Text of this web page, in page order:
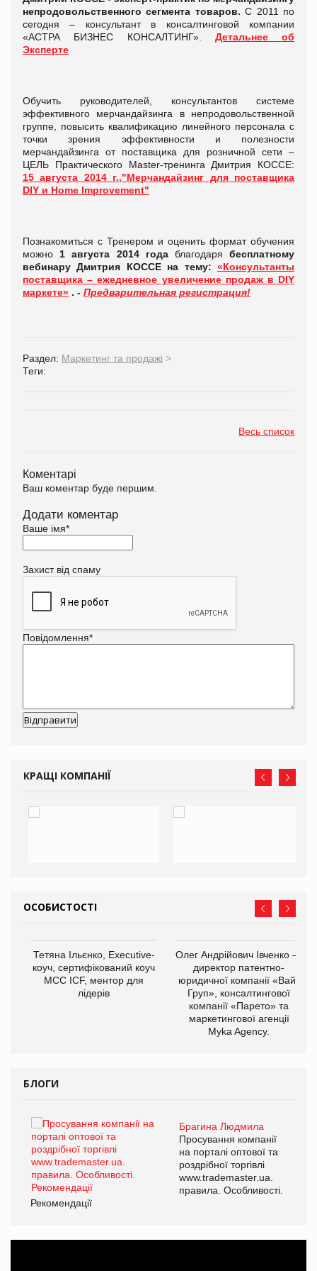
непродовольственного сегмента товаров. С 2011 по
сегодня – консультант в консалтинговой компании
«АСТРА БИЗНЕС КОНСАЛТИНГ». Детальнее об
Эксперте
Обучить руководителей, консультантов системе
эффективного мерчандайзинга в непродовольственной
группе, повысить квалификацию линейного персонала с
точки зрения эффективности и полезности
мерчандайзинга от поставщика для розничной сети –
ЦЕЛЬ Практического Master-тренинга Дмитрия КОССЕ:
15 августа 2014 г.,"Мерчандайзинг для поставщика
DIY и Home Improvement"
Познакомиться с Тренером и оценить формат обучения
можно 1 августа 2014 года благодарябесплатному
вебинару Дмитрия КОССЕ на тему: «Консультанты
поставщика – ежедневное увеличение продаж в DIY
маркете» . - Предварительная регистрация!
Раздел: Маркетинг та продажі >
Теги:
Весь список
Коментарі
Ваш коментар буде першим.
Додати коментар
Ваше імя*
Захист від спаму
Повідомлення*
КРАЩІ КОМПАНІЇ
ОСОБИСТОСТІ
Тетяна Ільєнко, Executive-
коуч, сертифікований коуч
МСС ICF, ментор для
лідерів
Олег Андрійович Івченко —
директор патентно-
юридичної компанії «Вайз
Груп», консалтингової
компанії «Парето» та
маркетингової агенції
Myka Agency.
БЛОГИ
Брагина Людмила
Просування компанії
на порталі оптової та
роздрібної торгівлі
www.trademaster.ua.
правила. Особливості.
Рекомендації